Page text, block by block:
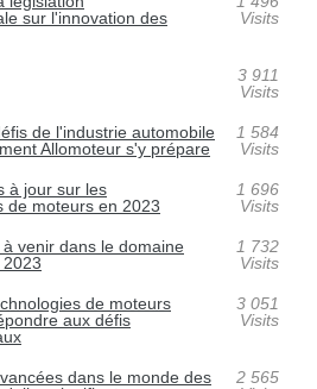
sur l'innovation des
Visits
3 911
Visits
de l'industrie automobile
Allomoteur s'y prépare
1 584
Visits
à jour sur les
de moteurs en 2023
1 696
Visits
venir dans le domaine
1 732
Visits
de moteurs
aux défis
3 051
Visits
dans le monde des
2 565